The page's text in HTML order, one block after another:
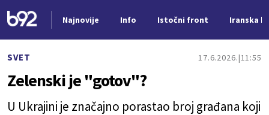
Najnovije Info Istočni front Iranska
SVET 17.6.2026. 11:55
Zelenski je "gotov"?
U Ukrajini je značajno porastao broj građana koji